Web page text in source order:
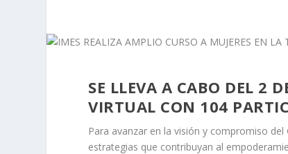
SE LLEVA A CABO DEL 2
VIRTUAL CON 104
Para avanzar en la visión y compromiso
estrategias que contribuyan al